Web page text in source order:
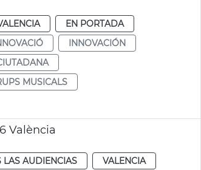
EN PORTADA
INNOVACIÓN
MUSICALS
València
LAS AUDIENCIAS
VALENCIA